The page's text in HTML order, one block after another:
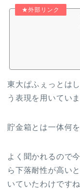
東大ぱふぇっとは
う表現を用いていま
貯金箱とは一体何
よく聞かれるので
ら下落耐性が高い
いていたわけですね